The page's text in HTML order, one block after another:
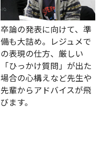
卒論の発表に向けて、準
備も大詰め。レジュメで
の表現の仕方、厳しい
「ひっかけ質問」が出た
場合の心構えなど先生や
先輩からアドバイスが飛
びます。